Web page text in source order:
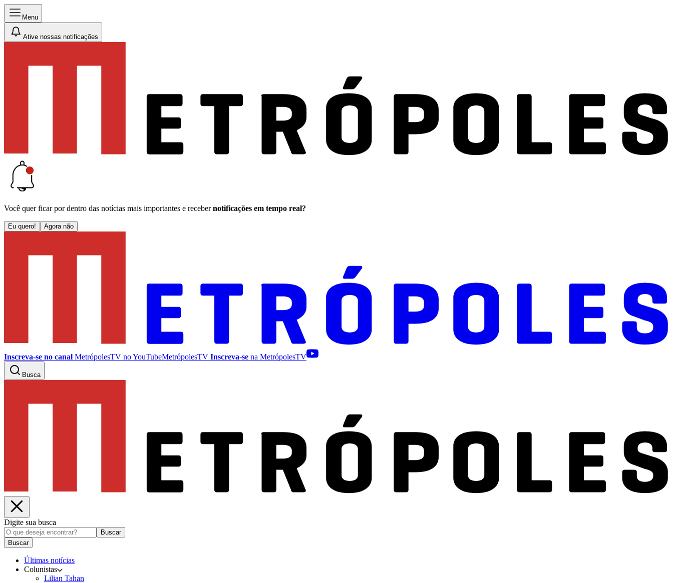
Menu
Ative nossas notificações
Você quer ficar por dentro das notícias mais importantes e receber notificações em tempo real?
Eu quero! Agora não
Inscreva-se no canal MetrópolesTV noYouTubeMetrópolesTV Inscreva-se na MetrópolesTV
Busca
Digite sua busca
Buscar
Buscar
Últimas notícias
Colunistas
Lilian Tahan